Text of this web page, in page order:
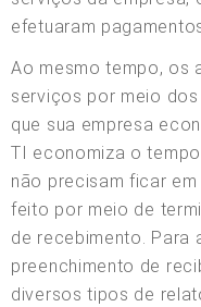
efetuaram
Ao mesmo tempo, os
serviços por meio
que sua empresa
TI economiza o
não precisam ficar
feito por meio de
de recebimento. Para
preenchimento de
diversos tipos de